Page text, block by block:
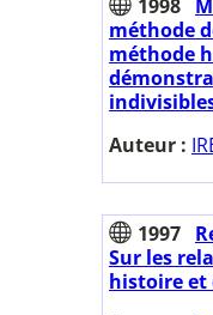
1998
méthode
méthode
Auteur :
1997
Sur les
histoire et